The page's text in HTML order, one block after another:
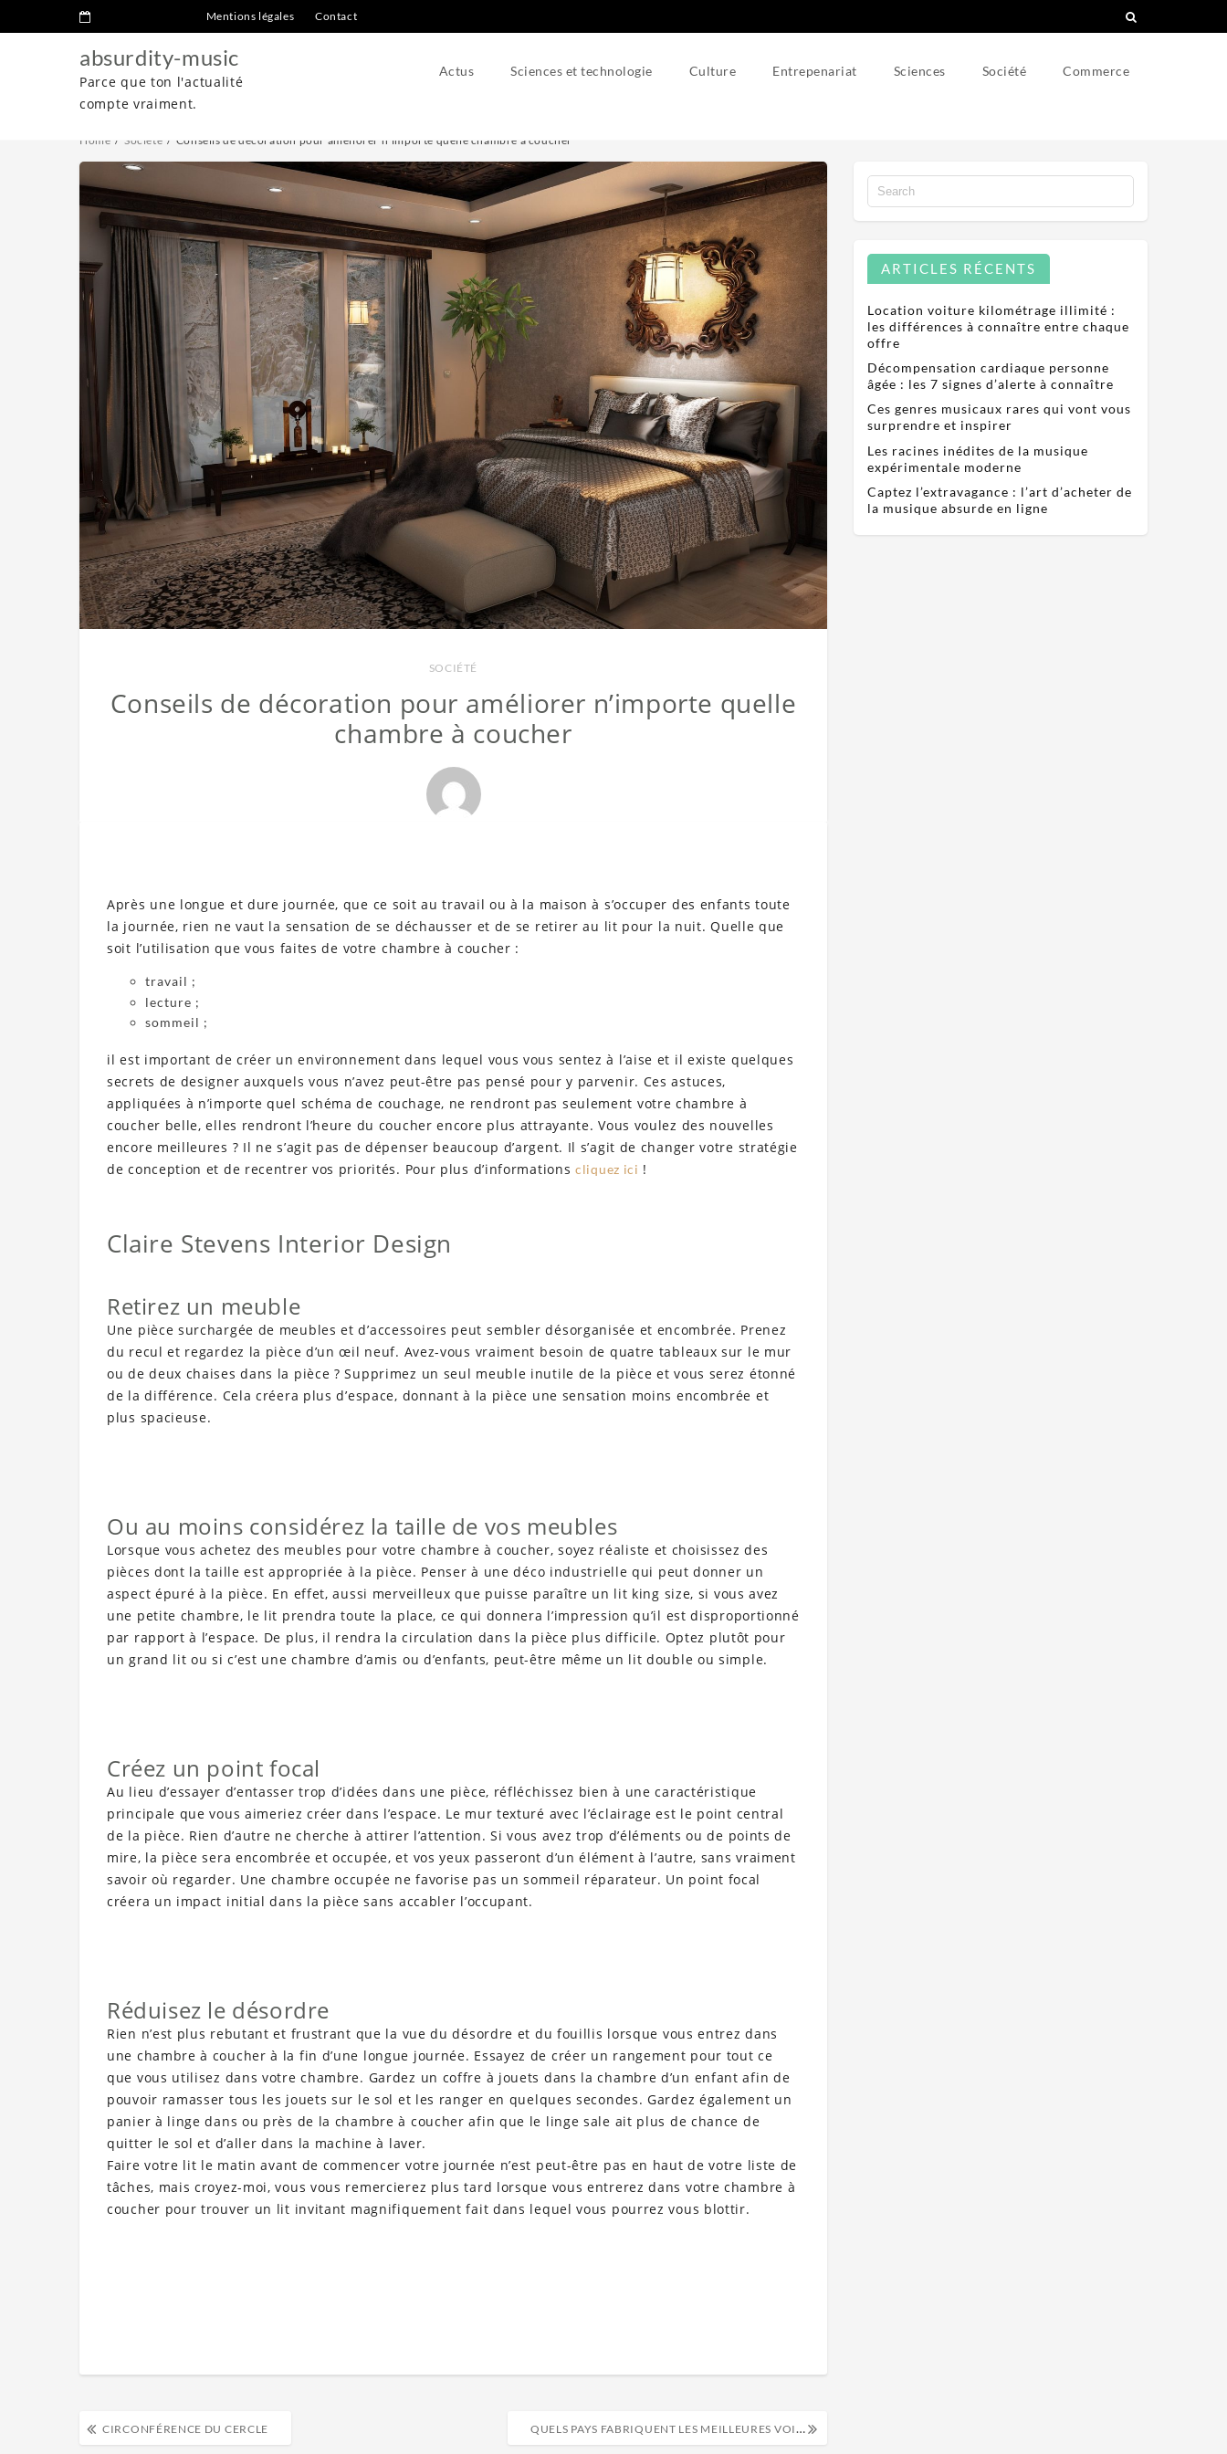
Mentions légales Contact
absurdity-music
Parce que ton l'actualité
compte vraiment.
Actus Sciences et technologie Culture Entrepenariat Sciences Société Commerce
Home Société Conseils de décoration pour améliorer n’importe quelle chambre à coucher
SOCIÉTÉ
Conseils de décoration pour améliorer n’importe quelle
chambre à coucher
Après une longue et dure journée, que ce soit au travail ou à la maison à s’occuper des enfants toute
la journée, rien ne vaut la sensation de se déchausser et de se retirer au lit pour la nuit. Quelle que
soit l’utilisation que vous faites de votre chambre à coucher :
travail ;
lecture ;
sommeil ;
il est important de créer un environnement dans lequel vous vous sentez à l’aise et il existe quelques
secrets de designer auxquels vous n’avez peut-être pas pensé pour y parvenir. Ces astuces,
appliquées à n’importe quel schéma de couchage, ne rendront pas seulement votre chambre à
coucher belle, elles rendront l’heure du coucher encore plus attrayante. Vous voulez des nouvelles
encore meilleures ? Il ne s’agit pas de dépenser beaucoup d’argent. Il s’agit de changer votre stratégie
de conception et de recentrer vos priorités. Pour plus d’informationscliquez ici !
Claire Stevens Interior Design
Retirez un meuble
Une pièce surchargée de meubles et d’accessoires peut sembler désorganisée et encombrée. Prenez
du recul et regardez la pièce d’un œil neuf. Avez-vous vraiment besoin de quatre tableaux sur le mur
ou de deux chaises dans la pièce ? Supprimez un seul meuble inutile de la pièce et vous serez étonné
de la différence. Cela créera plus d’espace, donnant à la pièce une sensation moins encombrée et
plus spacieuse.
Ou au moins considérez la taille de vos meubles
Lorsque vous achetez des meubles pour votre chambre à coucher, soyez réaliste et choisissez des
pièces dont la taille est appropriée à la pièce. Penser à une déco industrielle qui peut donner un
aspect épuré à la pièce. En effet, aussi merveilleux que puisse paraître un lit king size, si vous avez
une petite chambre, le lit prendra toute la place, ce qui donnera l’impression qu’il est disproportionné
par rapport à l’espace. De plus, il rendra la circulation dans la pièce plus difficile. Optez plutôt pour
un grand lit ou si c’est une chambre d’amis ou d’enfants, peut-être même un lit double ou simple.
Créez un point focal
Au lieu d’essayer d’entasser trop d’idées dans une pièce, réfléchissez bien à une caractéristique
principale que vous aimeriez créer dans l’espace. Le mur texturé avec l’éclairage est le point central
de la pièce. Rien d’autre ne cherche à attirer l’attention. Si vous avez trop d’éléments ou de points de
mire, la pièce sera encombrée et occupée, et vos yeux passeront d’un élément à l’autre, sans vraiment
savoir où regarder. Une chambre occupée ne favorise pas un sommeil réparateur. Un point focal
créera un impact initial dans la pièce sans accabler l’occupant.
Réduisez le désordre
Rien n’est plus rebutant et frustrant que la vue du désordre et du fouillis lorsque vous entrez dans
une chambre à coucher à la fin d’une longue journée. Essayez de créer un rangement pour tout ce
que vous utilisez dans votre chambre. Gardez un coffre à jouets dans la chambre d’un enfant afin de
pouvoir ramasser tous les jouets sur le sol et les ranger en quelques secondes. Gardez également un
panier à linge dans ou près de la chambre à coucher afin que le linge sale ait plus de chance de
quitter le sol et d’aller dans la machine à laver.
Faire votre lit le matin avant de commencer votre journée n’est peut-être pas en haut de votre liste de
tâches, mais croyez-moi, vous vous remercierez plus tard lorsque vous entrerez dans votre chambre à
coucher pour trouver un lit invitant magnifiquement fait dans lequel vous pourrez vous blottir.
CIRCONFÉRENCE DU CERCLE QUELS PAYS FABRIQUENT LES MEILLEURES VOITURES ?
ARTICLES RÉCENTS
Location voiture kilométrage illimité :
les différences à connaître entre chaque
offre
Décompensation cardiaque personne
âgée : les 7 signes d’alerte à connaître
Ces genres musicaux rares qui vont vous
surprendre et inspirer
Les racines inédites de la musique
expérimentale moderne
Captez l’extravagance : l’art d’acheter de
la musique absurde en ligne